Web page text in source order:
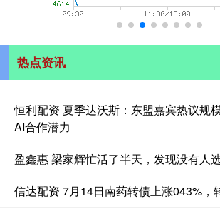
热点资讯
恒利配资 夏季达沃斯：东盟嘉宾热议规
AI合作潜力
盈鑫惠 梁家辉忙活了半天，发现没有人
信达配资 7月14日南药转债上涨043%，